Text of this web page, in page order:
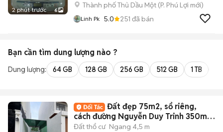
2 phút trước 6
Thành phố Thủ Dầu Một (P. Phú Lợi mới)
Linh Pk 5.0 251 đã bán
Bạn cần tìm dung lượng nào ?
Dung lượng: 64 GB 128 GB 256 GB 512 GB 1 TB
Đất đẹp 75m2, sổ riêng,
cách đường Nguyễn Duy Trinh 350m
giá 3 tỷ 8
Đất thổ cư Ngang 4,5 m